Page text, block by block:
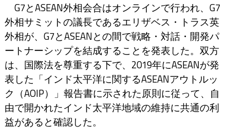
G7とASEAN外相会合はオンラインで行われ、G7
外相サミットの議長であるエリザベス・トラス英
外相が、G7とASEANとの間で戦略・対話・開発パ
ートナーシップを結成することを発表した。双方
は、国際法を尊重する下で、2019年にASEANが発
表した「インド太平洋に関するASEANアウトルッ
ク（AOIP）」報告書に示された原則に従って、自
由で開かれたインド太平洋地域の維持に共通の利
益があると確認した。